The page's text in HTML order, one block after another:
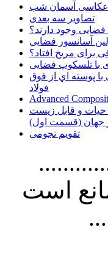
عکاسی آسمان شب
تصاویر سه بعدی
فضایی وجود دارند؟
آسانسور فضایی
برای مریخ افتاد؟
با پوسته اي از فوق
فولاد
Advanced
و قابل زيست
جهان (قسمت اول)
تقویم نجومی
از
است